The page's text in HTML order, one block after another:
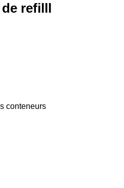
refilll
conteneurs